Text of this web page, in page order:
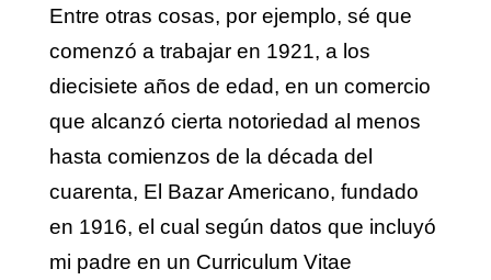
Entre otras cosas, por ejemplo, sé que
comenzó a trabajar en 1921, a los
diecisiete años de edad, en un comercio
que alcanzó cierta notoriedad al menos
hasta comienzos de la década del
cuarenta, El Bazar Americano, fundado
en 1916, el cual según datos que incluyó
mi padre en un Curriculum Vitae